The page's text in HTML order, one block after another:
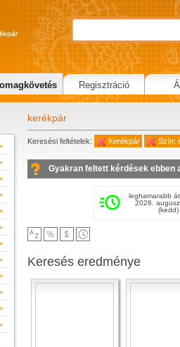
kerékpár
Keresési feltételek: Kerékpár Szín:
Gyakran feltett kérdések ebben
leghamarabb
2026.
(kedd)
Keresés eredménye
Regisztráció